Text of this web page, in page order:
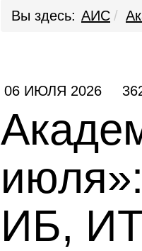
Вы здесь: АИС
06 ИЮЛЯ 2026
ИБ,